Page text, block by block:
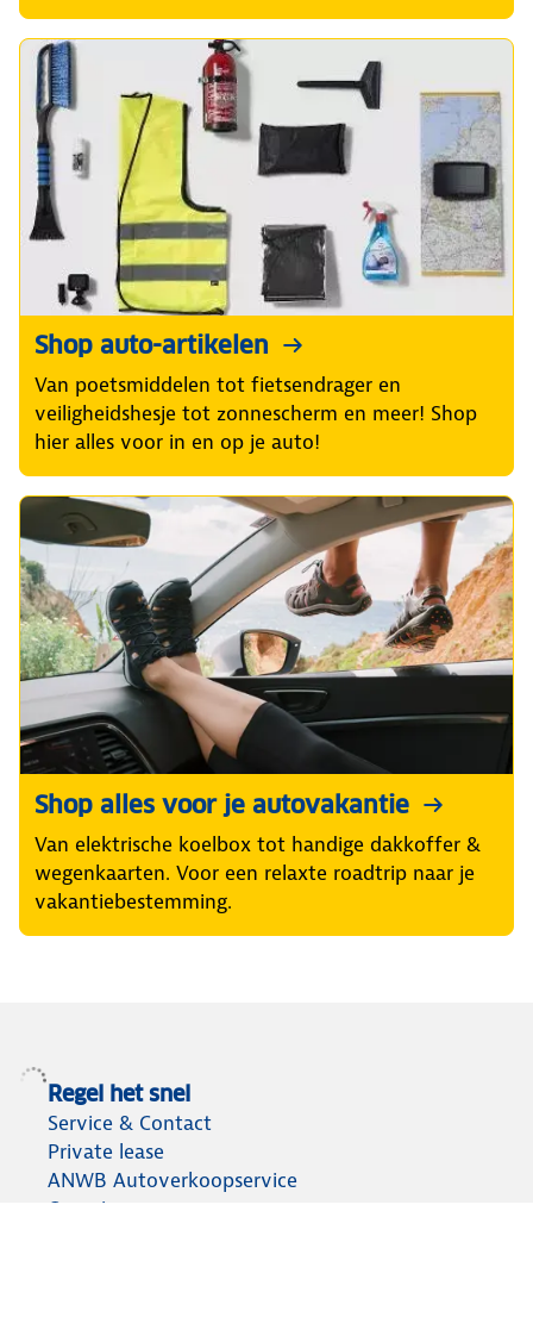
Shop auto-artikelen
Van poetsmiddelen tot fietsendrager en
veiligheidshesje tot zonnescherm en meer! Shop
hier alles voor in en op je auto!
Shop alles voor je autovakantie
Van elektrische koelbox tot handige dakkoffer &
wegenkaarten. Voor een relaxte roadtrip naar je
vakantiebestemming.
Regel het snel
Service & Contact
Private lease
ANWB Autoverkoopservice
Occasions